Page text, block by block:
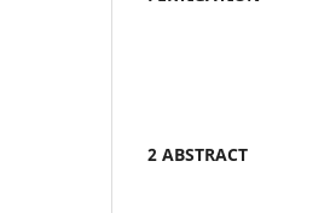
2 ABSTRACT